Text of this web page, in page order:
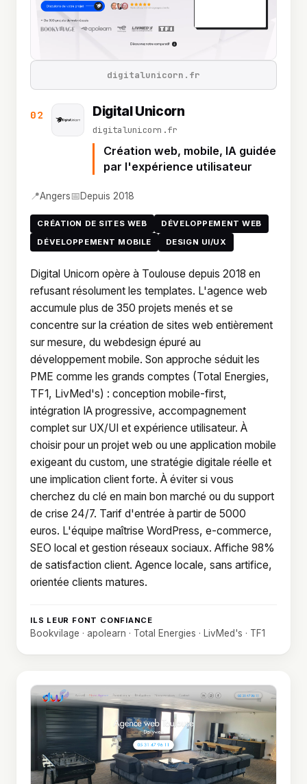
02 Digital Unicorn
digitalunicorn.fr
Création web, mobile, IA guidée
par l'expérience utilisateur
📍Angers📅Depuis 2018
CRÉATION DE SITES WEB
DÉVELOPPEMENT WEB
DÉVELOPPEMENT MOBILE
DESIGN UI/UX
Digital Unicorn opère à Toulouse depuis 2018 en
refusant résolument les templates. L'agence web
accumule plus de 350 projets menés et se
concentre sur la création de sites web entièrement
sur mesure, du webdesign épuré au
développement mobile. Son approche séduit les
PME comme les grands comptes (Total Energies,
TF1, LivMed's) : conception mobile-first,
intégration IA progressive, accompagnement
complet sur UX/UI et expérience utilisateur. À
choisir pour un projet web ou une application mobile
exigeant du custom, une stratégie digitale réelle et
une implication client forte. À éviter si vous
cherchez du clé en main bon marché ou du support
de crise 24/7. Tarif d'entrée à partir de 5000
euros. L'équipe maîtrise WordPress, e-commerce,
SEO local et gestion réseaux sociaux. Affiche 98%
de satisfaction client. Agence locale, sans artifice,
orientée clients matures.
ILS LEUR FONT CONFIANCE
Bookvilage · apolearn · Total Energies · LivMed's · TF1
digitalunicorn.fr